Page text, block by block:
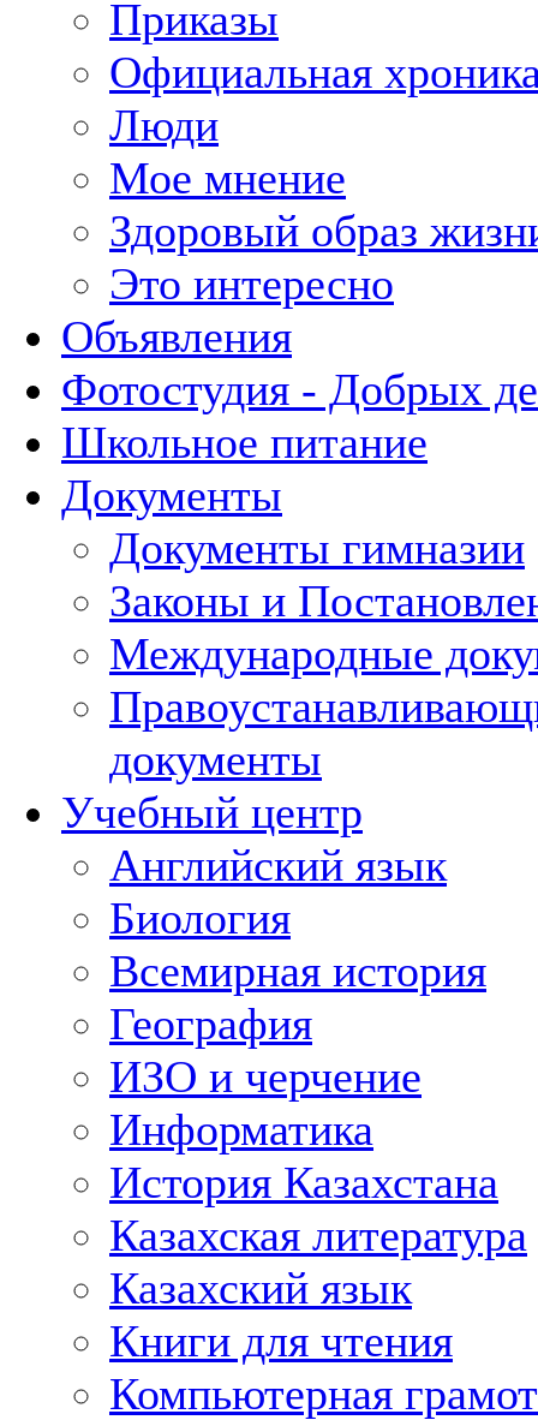
Приказы
Официальная
Люди
Мое мнение
Здоровый образ
Это интересно
Объявления
Фотостудия - Добрых
Школьное питание
Документы
Документы гимназии
Законы и
Международные
документы
Учебный центр
Английский язык
Биология
Всемирная история
География
ИЗО и черчение
Информатика
История Казахстана
Казахская литература
Казахский язык
Книги для чтения
Компьютерная